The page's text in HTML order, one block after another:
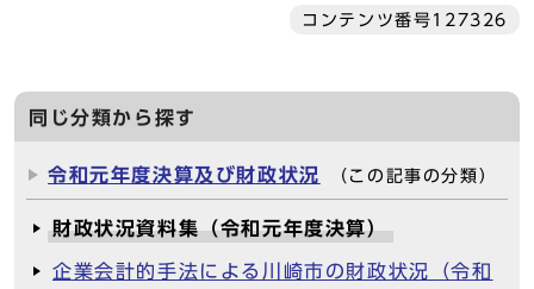
コンテンツ番号127326
同じ分類から探す
令和元年度決算及び財政状況 （この記事の分類）
財政状況資料集（令和元年度決算）
企業会計的手法による川崎市の財政状況（令和